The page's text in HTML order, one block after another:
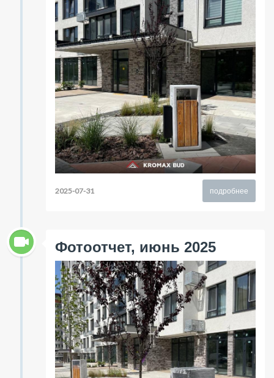
подробнее
2025-07-31
Фотоотчет, июнь 2025